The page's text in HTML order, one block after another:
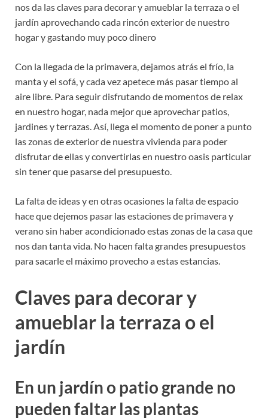
nos da las claves para decorar y amueblar la terraza o el
jardín aprovechando cada rincón exterior de nuestro
hogar y gastando muy poco dinero
Con la llegada de la primavera, dejamos atrás el frío, la
manta y el sofá, y cada vez apetece más pasar tiempo al
aire libre. Para seguir disfrutando de momentos de relax
en nuestro hogar, nada mejor que aprovechar patios,
jardines y terrazas. Así, llega el momento de poner a punto
las zonas de exterior de nuestra vivienda para poder
disfrutar de ellas y convertirlas en nuestro oasis particular
sin tener que pasarse del presupuesto.
La falta de ideas y en otras ocasiones la falta de espacio
hace que dejemos pasar las estaciones de primavera y
verano sin haber acondicionado estas zonas de la casa que
nos dan tanta vida. No hacen falta grandes presupuestos
para sacarle el máximo provecho a estas estancias.
Claves para decorar y
amueblar la terraza o el
jardín
En un jardín o patio grande no
pueden faltar las plantas